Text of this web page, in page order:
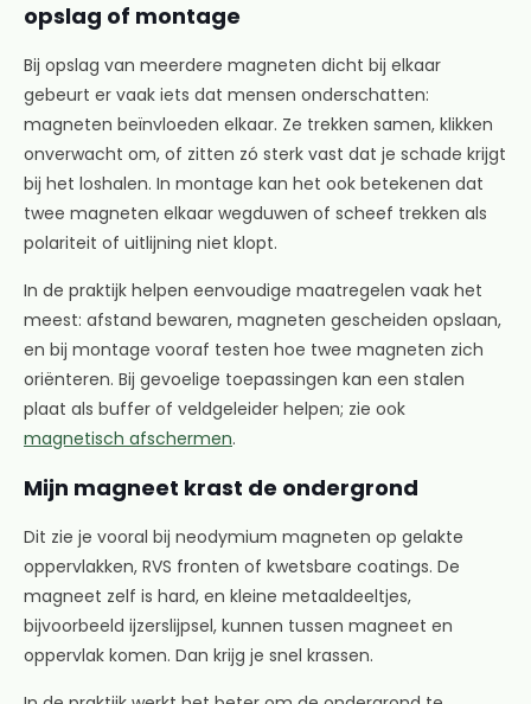
opslag of montage
Bij opslag van meerdere magneten dicht bij elkaar
gebeurt er vaak iets dat mensen onderschatten:
magneten beïnvloeden elkaar. Ze trekken samen, klikken
onverwacht om, of zitten zó sterk vast dat je schade krijgt
bij het loshalen. In montage kan het ook betekenen dat
twee magneten elkaar wegduwen of scheef trekken als
polariteit of uitlijning niet klopt.
In de praktijk helpen eenvoudige maatregelen vaak het
meest: afstand bewaren, magneten gescheiden opslaan,
en bij montage vooraf testen hoe twee magneten zich
oriënteren. Bij gevoelige toepassingen kan een stalen
plaat als buffer of veldgeleider helpen; zie ook
magnetisch afschermen.
Mijn magneet krast de ondergrond
Dit zie je vooral bij neodymium magneten op gelakte
oppervlakken, RVS fronten of kwetsbare coatings. De
magneet zelf is hard, en kleine metaaldeeltjes,
bijvoorbeeld ijzerslijpsel, kunnen tussen magneet en
oppervlak komen. Dan krijg je snel krassen.